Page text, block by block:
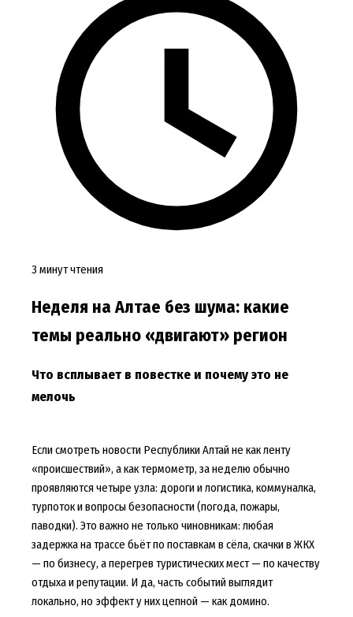
3 минут чтения
Неделя на Алтае без шума: какие
темы реально «двигают» регион
Что всплывает в повестке и почему это не
мелочь
Если смотреть новости Республики Алтай не как ленту
«происшествий», а как термометр, за неделю обычно
проявляются четыре узла: дороги и логистика, коммуналка,
турпоток и вопросы безопасности (погода, пожары,
паводки). Это важно не только чиновникам: любая
задержка на трассе бьёт по поставкам в сёла, скачки в ЖКХ
— по бизнесу, а перегрев туристических мест — по качеству
отдыха и репутации. И да, часть событий выглядит
локально, но эффект у них цепной — как домино.